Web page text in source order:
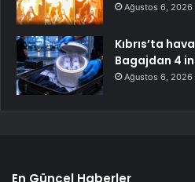
Ağustos 6, 2026
Kıbrıs’ta
Bagajdan 4
Ağustos 6, 2026
En Güncel Haberler